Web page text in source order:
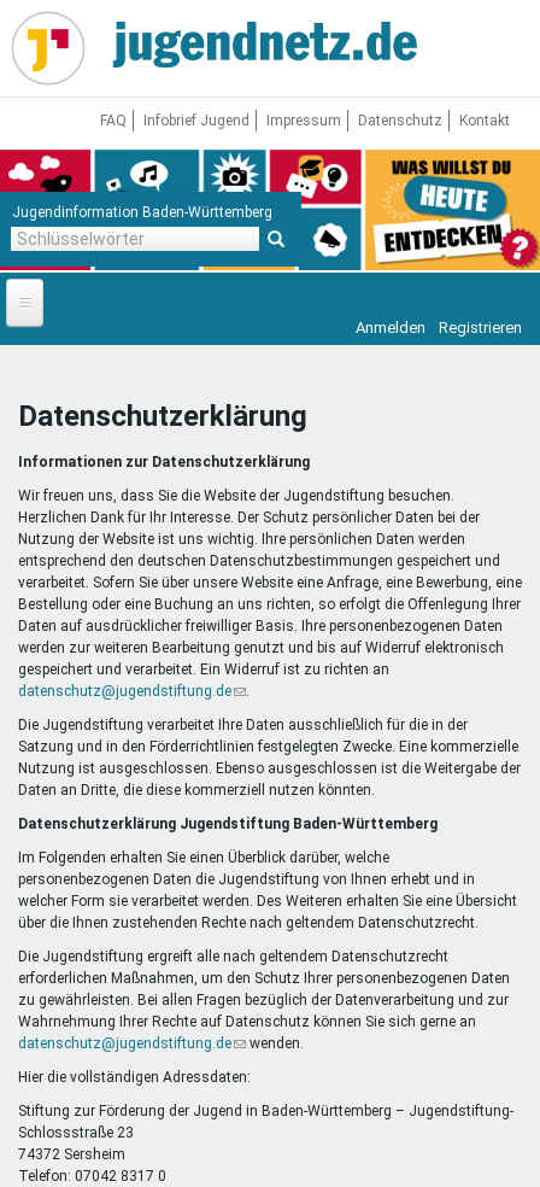
Direkt
zum
Inhalt
FAQ Infobrief Jugend Impressum Datenschutz Kontakt
Jugendinformation Baden-Württemberg
Startseite
Jugendnetz
Freizeit & Reisen
Mentoren & Projekte
Schule & Beruf
Demokratie & Beteiligung
Vor Ort
Anmelden Registrieren
Datenschutzerklärung
Informationen zur Datenschutzerklärung
Wir freuen uns, dass Sie die Website der Jugendstiftung besuchen.
Herzlichen Dank für Ihr Interesse. Der Schutz persönlicher Daten bei der
Nutzung der Website ist uns wichtig. Ihre persönlichen Daten werden
entsprechend den deutschen Datenschutzbestimmungen gespeichert und
verarbeitet. Sofern Sie über unsere Website eine Anfrage, eine Bewerbung, eine
Bestellung oder eine Buchung an uns richten, so erfolgt die Offenlegung Ihrer
Daten auf ausdrücklicher freiwilliger Basis. Ihre personenbezogenen Daten
werden zur weiteren Bearbeitung genutzt und bis auf Widerruf elektronisch
gespeichert und verarbeitet. Ein Widerruf ist zu richten an
datenschutz@jugendstiftung.de(Link
E-
Mail)
Die Jugendstiftung verarbeitet Ihre Daten ausschließlich für die in der
Satzung und in den Förderrichtlinien festgelegten Zwecke. Eine kommerzielle
Nutzung ist ausgeschlossen. Ebenso ausgeschlossen ist die Weitergabe der
Daten an Dritte, die diese kommerziell nutzen könnten.
Datenschutzerklärung Jugendstiftung Baden-Württemberg
Im Folgenden erhalten Sie einen Überblick darüber, welche
personenbezogenen Daten die Jugendstiftung von Ihnen erhebt und in
welcher Form sie verarbeitet werden. Des Weiteren erhalten Sie eine Übersicht
über die Ihnen zustehenden Rechte nach geltendem Datenschutzrecht.
Die Jugendstiftung ergreift alle nach geltendem Datenschutzrecht
erforderlichen Maßnahmen, um den Schutz Ihrer personenbezogenen Daten
zu gewährleisten. Bei allen Fragen bezüglich der Datenverarbeitung und zur
Wahrnehmung Ihrer Rechte auf Datenschutz können Sie sich gerne an
datenschutz@jugendstiftung.de(Link
E-
Mail)
wenden.
Hier die vollständigen Adressdaten:
Stiftung zur Förderung der Jugend in Baden-Württemberg – Jugendstiftung-
Schlossstraße 23
74372 Sersheim
Telefon: 07042 8317 0